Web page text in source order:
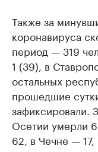
Также за
коронавируса
период — 319
1 (39), в
остальных
прошедшие
зафиксировали.
Осетии умерли
62, в Чечне —